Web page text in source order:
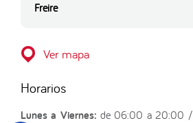
Freire
Ver mapa
Horarios
Lunes a Viernes: de 06:00 a 20:00 /